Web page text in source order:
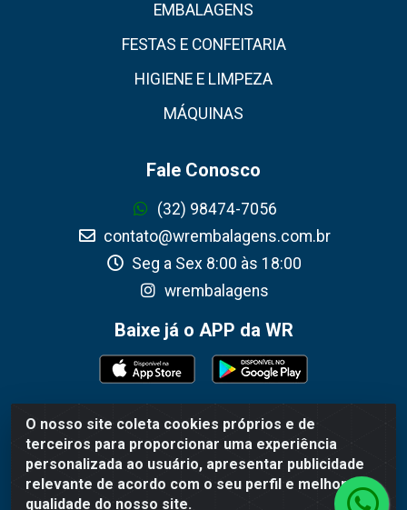
O nosso site coleta cookies próprios e de
terceiros para proporcionar uma experiência
personalizada ao usuário, apresentar publicidade
relevante de acordo com o seu perfil e melhorar a
qualidade do nosso site.
EMBALAGENS
FESTAS E CONFEITARIA
HIGIENE E LIMPEZA
MÁQUINAS
Fale Conosco
(32) 98474-7056
contato@wrembalagens.com.br
Seg a Sex 8:00 às 18:00
wrembalagens
Baixe já o APP da WR
WR Embalagens - R. Cel. Teodoro Gomes de Araújo,
1360 - Grogotó - Barbacena / MG - CEP 36202-628 -
CNPJ 02.692.206/0001-55